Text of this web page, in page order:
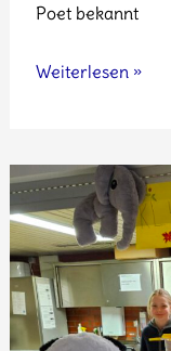
Poet bekannt
Die
rhyme
show“
zu
Gast
in
der
Weiterlesen »